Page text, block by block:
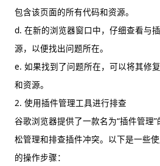
包含该页面的所有代码和资源。
d. 在新的浏览器窗口中，仔细查看与
源，以便找出问题所在。
e. 如果找到了问题所在，可以将其修
和资源。
2. 使用插件管理工具进行排查
谷歌浏览器提供了一款名为“插件管理
松管理和排查插件冲突。以下是一些
的操作步骤：